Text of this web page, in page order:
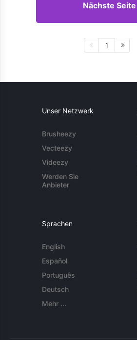
Nächste Seite
1
Unser Netzwerk
Brusheezy
Vecteezy
Videezy
Werden Sie
Anbieter
Sprachen
English
Español
Português
Deutsch
Mehr ...